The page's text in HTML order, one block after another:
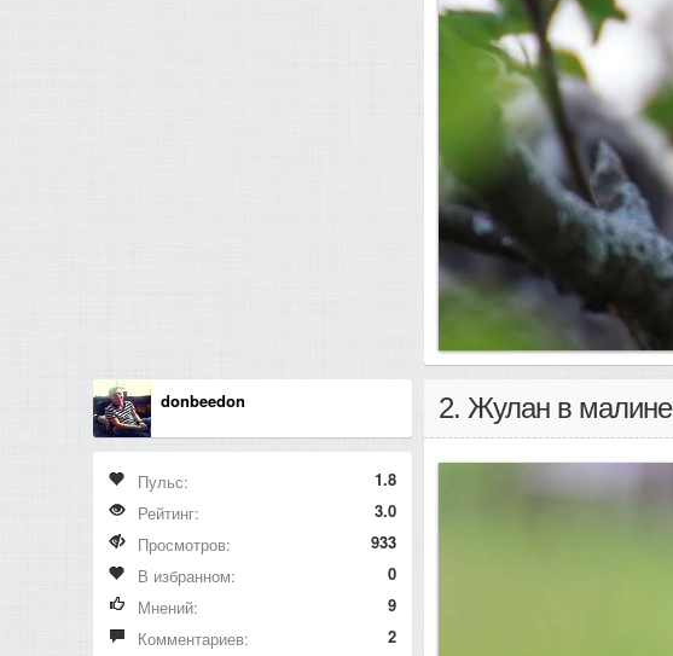
donbeedon
Пульс:
1.8
Рейтинг:
3.0
Просмотров:
933
В избранном:
0
Мнений:
9
Комментариев:
2
2. Жулан в малине